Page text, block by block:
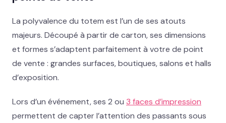
La polyvalence du totem est l’un de ses atouts
majeurs. Découpé à partir de carton, ses dimensions
et formes s’adaptent parfaitement à votre de point
de vente : grandes surfaces, boutiques, salons et halls
d’exposition.
Lors d’un événement, ses 2 ou 3 faces d’impression
permettent de capter l’attention des passants sous